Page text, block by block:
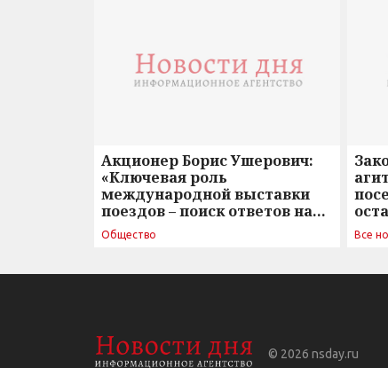
Акционер Борис Ушерович:
«Ключевая роль
международной выставки
поездов – поиск ответов на
вызовы времени»
Общество Все
© 2026 nsday.ru